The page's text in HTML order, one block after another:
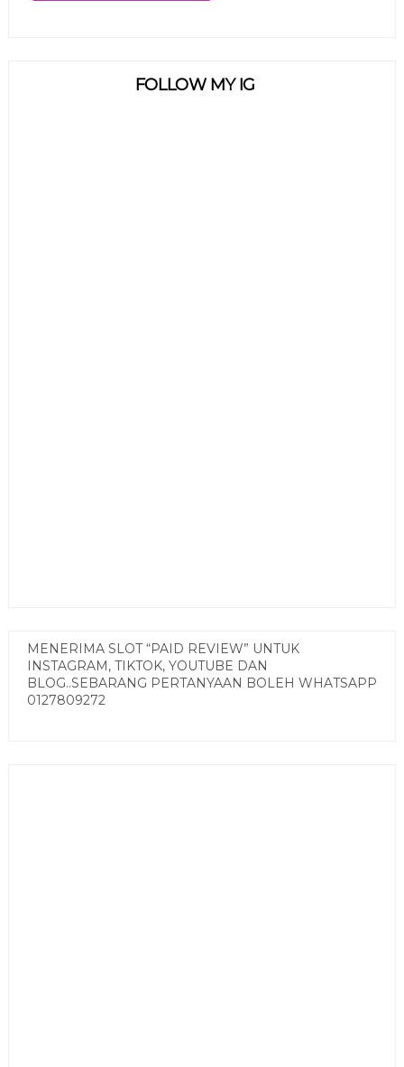
FOLLOW MY IG
MENERIMA SLOT “PAID REVIEW” UNTUK
INSTAGRAM, TIKTOK, YOUTUBE DAN
BLOG..SEBARANG PERTANYAAN BOLEH WHATSAPP
0127809272